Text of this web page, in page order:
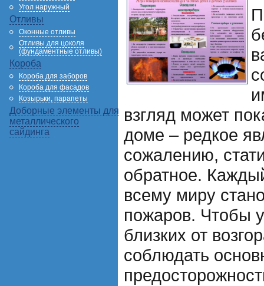
Угол наружный
Отливы
Оконные отливы
Отливы для цоколя
(фундаментные отливы)
Короба
Короба для заборов
Короба для фасадов
Козырьки, парапеты
Доборные элементы для
металлического
сайдинга
взгляд может
доме – редкое
сожалению,
обратное.
всему миру
пожаров. Чтобы
близких от
соблюдать